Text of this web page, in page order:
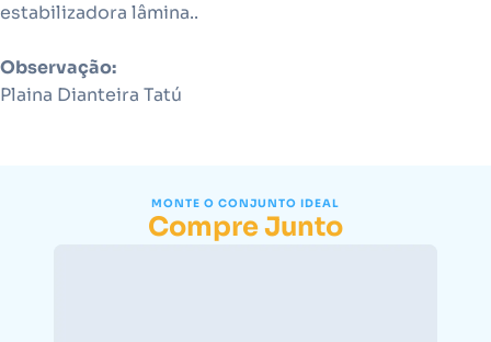
estabilizadora lâmina..
Observação:
Plaina Dianteira Tatú
MONTE O CONJUNTO IDEAL
Compre Junto